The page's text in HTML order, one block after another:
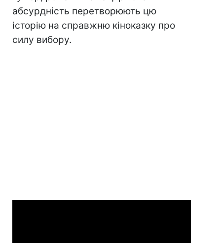
абсурдність перетворюють цю
історію на справжню кіноказку про
силу вибору.